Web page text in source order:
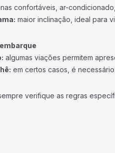
confortáveis, ar-
maior inclinação, ideal para
algumas viações permitem
em certos casos, é
verifique as regras